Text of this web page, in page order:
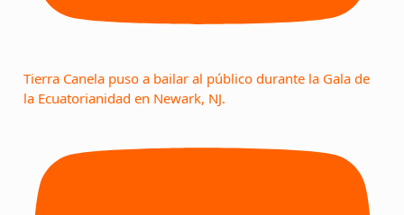
Tierra Canela puso a bailar al público durante la Gala de
la Ecuatorianidad en Newark, NJ.